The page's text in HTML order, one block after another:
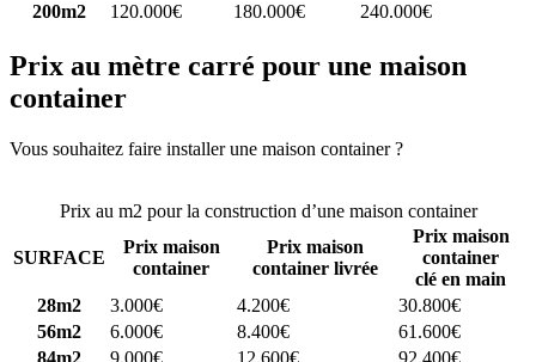
200m2
120.000€ 180.000€ 240.000€
Prix au mètre carré pour une maison
container
Vous souhaitez faire installer une maison container ?
Prix au m2 pour la construction d’une maison container
SURFACE
Prix maison
container
Prix maison
container livrée
Prix maison
container
clé en main
28m2
3.000€ 4.200€
30.800€
56m2
6.000€ 8.400€
61.600€
84m2
9.000€ 12.600€
92.400€